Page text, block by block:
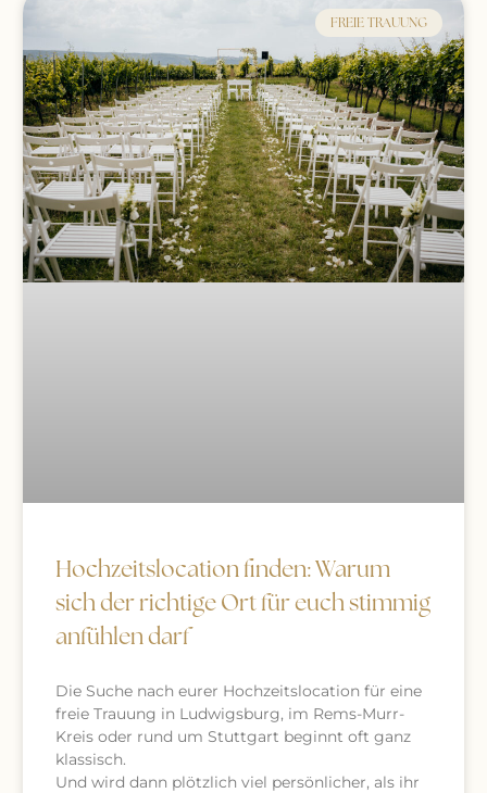
FREIE TRAUUNG
Hochzeitslocation finden: Warum
sich der richtige Ort für euch stimmig
anfühlen darf
Die Suche nach eurer Hochzeitslocation für eine
freie Trauung in Ludwigsburg, im Rems-Murr-
Kreis oder rund um Stuttgart beginnt oft ganz
klassisch.
Und wird dann plötzlich viel persönlicher, als ihr